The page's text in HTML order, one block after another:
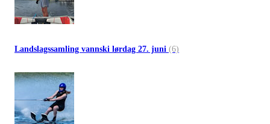
Landslagssamling vannski lørdag 27. juni (6)